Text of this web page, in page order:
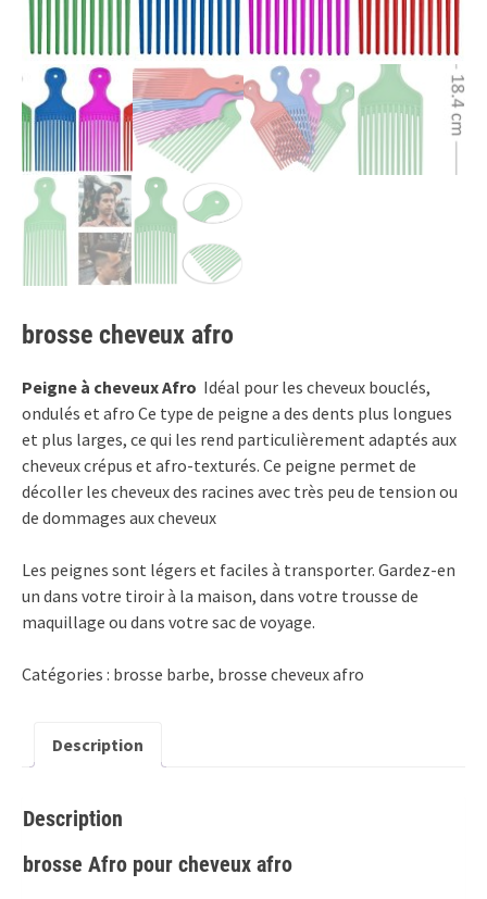
brosse cheveux afro
Peigne à cheveux Afro Idéal pour les cheveux bouclés,
ondulés et afro Ce type de peigne a des dents plus longues
et plus larges, ce qui les rend particulièrement adaptés aux
cheveux crépus et afro-texturés. Ce peigne permet de
décoller les cheveux des racines avec très peu de tension ou
de dommages aux cheveux
Les peignes sont légers et faciles à transporter. Gardez-en
un dans votre tiroir à la maison, dans votre trousse de
maquillage ou dans votre sac de voyage.
Catégories : brosse barbe, brosse cheveux afro
Description
Description
brosse Afro pour cheveux afro